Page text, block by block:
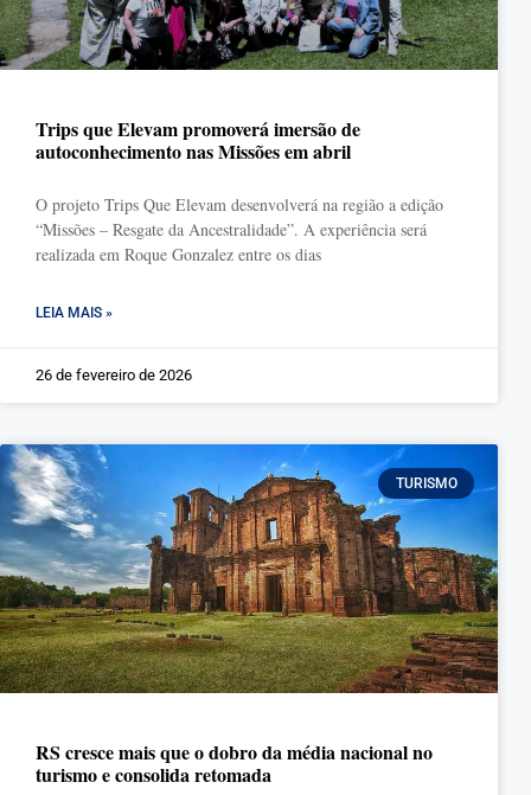
Trips que Elevam promoverá imersão de
autoconhecimento nas Missões em abril
O projeto Trips Que Elevam desenvolverá na região a edição
“Missões – Resgate da Ancestralidade”. A experiência será
realizada em Roque Gonzalez entre os dias
LEIA MAIS »
26 de fevereiro de 2026
TURISMO
RS cresce mais que o dobro da média nacional no
turismo e consolida retomada